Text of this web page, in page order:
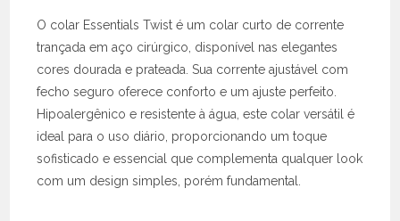
O colar Essentials Twist é um colar curto de corrente
trançada em aço cirúrgico, disponível nas elegantes
cores dourada e prateada. Sua corrente ajustável com
fecho seguro oferece conforto e um ajuste perfeito.
Hipoalergênico e resistente à água, este colar versátil é
ideal para o uso diário, proporcionando um toque
sofisticado e essencial que complementa qualquer look
com um design simples, porém fundamental.